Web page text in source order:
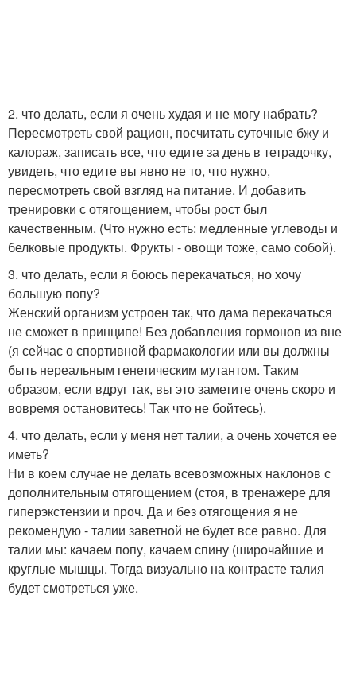
2. что делать, если я очень худая и не могу набрать?
Пересмотреть свой рацион, посчитать суточные бжу и
калораж, записать все, что едите за день в тетрадочку,
увидеть, что едите вы явно не то, что нужно,
пересмотреть свой взгляд на питание. И добавить
тренировки с отягощением, чтобы рост был
качественным. (Что нужно есть: медленные углеводы и
белковые продукты. Фрукты - овощи тоже, само собой).
3. что делать, если я боюсь перекачаться, но хочу
большую попу?
Женский организм устроен так, что дама перекачаться
не сможет в принципе! Без добавления гормонов из вне
(я сейчас о спортивной фармакологии или вы должны
быть нереальным генетическим мутантом. Таким
образом, если вдруг так, вы это заметите очень скоро и
вовремя остановитесь! Так что не бойтесь).
4. что делать, если у меня нет талии, а очень хочется ее
иметь?
Ни в коем случае не делать всевозможных наклонов с
дополнительным отягощением (стоя, в тренажере для
гиперэкстензии и проч. Да и без отягощения я не
рекомендую - талии заветной не будет все равно. Для
талии мы: качаем попу, качаем спину (широчайшие и
круглые мышцы. Тогда визуально на контрасте талия
будет смотреться уже.